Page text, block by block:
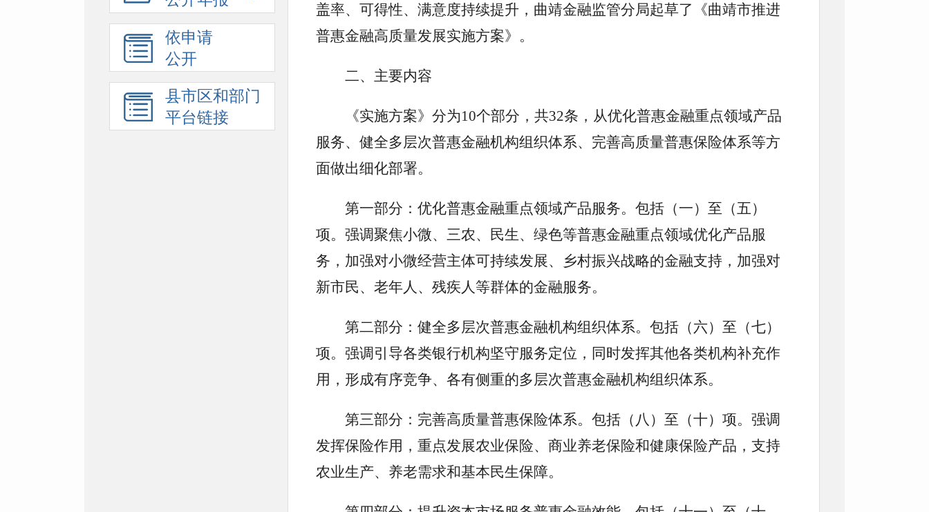
依申请
公开
县市区和部门
平台链接
盖率、可得性、满意度持续提升，曲靖金融监管分局起草了《曲靖市推进
普惠金融高质量发展实施方案》。
二、主要内容
《实施方案》分为10个部分，共32条，从优化普惠金融重点领域产品
服务、健全多层次普惠金融机构组织体系、完善高质量普惠保险体系等方
面做出细化部署。
第一部分：优化普惠金融重点领域产品服务。包括（一）至（五）
项。强调聚焦小微、三农、民生、绿色等普惠金融重点领域优化产品服
务，加强对小微经营主体可持续发展、乡村振兴战略的金融支持，加强对
新市民、老年人、残疾人等群体的金融服务。
第二部分：健全多层次普惠金融机构组织体系。包括（六）至（七）
项。强调引导各类银行机构坚守服务定位，同时发挥其他各类机构补充作
用，形成有序竞争、各有侧重的多层次普惠金融机构组织体系。
第三部分：完善高质量普惠保险体系。包括（八）至（十）项。强调
发挥保险作用，重点发展农业保险、商业养老保险和健康保险产品，支持
农业生产、养老需求和基本民生保障。